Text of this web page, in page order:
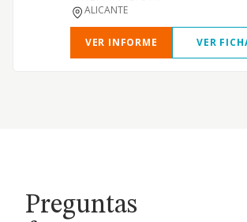
ALICANTE
VER INFORME VER
Preguntas